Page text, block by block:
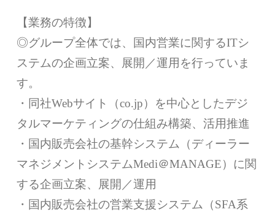
【業務の特徴】
◎グループ全体では、国内営業に関するITシ
ステムの企画立案、展開／運用を行っていま
す。
・同社Webサイト（co.jp）を中心としたデジ
タルマーケティングの仕組み構築、活用推進
・国内販売会社の基幹システム（ディーラー
マネジメントシステムMedi＠MANAGE）に関
する企画立案、展開／運用
・国内販売会社の営業支援システム（SFA系